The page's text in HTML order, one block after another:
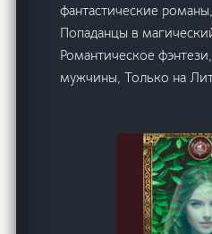
фантастические
Попаданцы в
Романтическое
мужчины, Только на